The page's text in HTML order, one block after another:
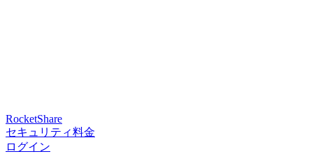
RocketShare
セキュリティ料金
ログイン